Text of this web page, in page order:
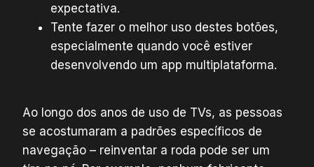
expectativa.
Tente fazer o melhor uso destes botões,
especialmente quando você estiver
desenvolvendo um app multiplataforma.
Ao longo dos anos de uso de TVs, as pessoas
se acostumaram a padrões específicos de
navegação – reinventar a roda pode ser um